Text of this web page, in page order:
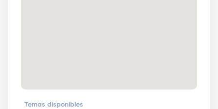
Temas disponibles